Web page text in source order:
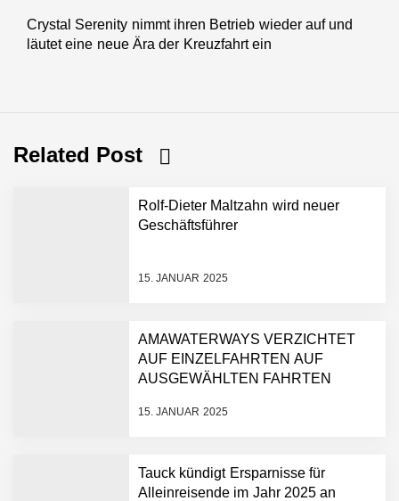
Next
post:
Crystal Serenity nimmt ihren Betrieb wieder auf und
läutet eine neue Ära der Kreuzfahrt ein
Related Post
Rolf-Dieter Maltzahn wird neuer
Geschäftsführer
15. JANUAR 2025
AMAWATERWAYS VERZICHTET
AUF EINZELFAHRTEN AUF
AUSGEWÄHLTEN FAHRTEN
15. JANUAR 2025
Tauck kündigt Ersparnisse für
Alleinreisende im Jahr 2025 an